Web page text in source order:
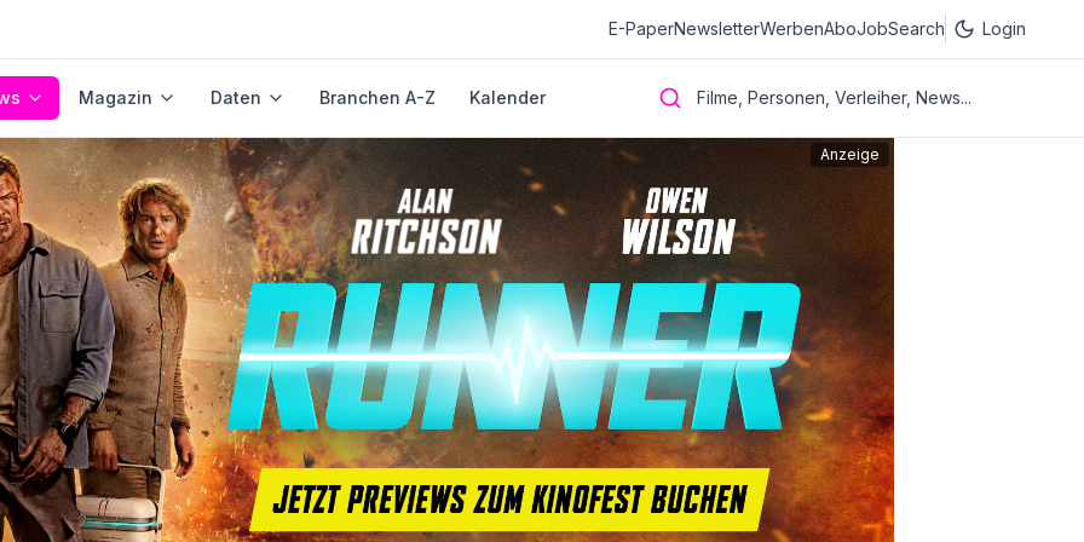
E-PaperNewsletterWerbenAboJobSearch Login
Magazin Daten Branchen A-Z Kalender Filme, Personen, Verleiher, News...
Anzeige